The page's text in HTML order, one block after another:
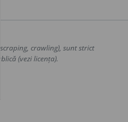
crawling), sunt strict
(vezi licența).